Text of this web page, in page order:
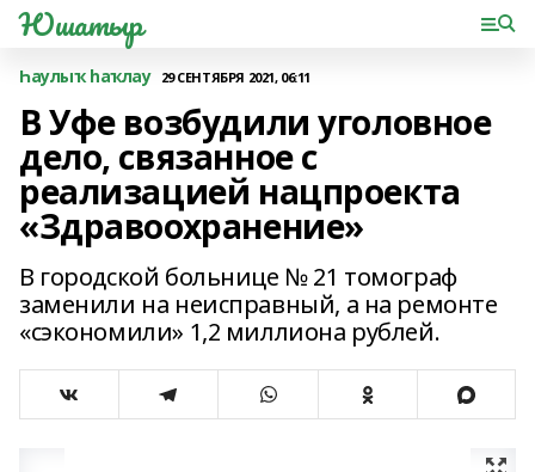
Юшатыр
Һаулыҡ һаҡлау 29 СЕНТЯБРЯ 2021, 06:11
В Уфе возбудили уголовное
дело, связанное с
реализацией нацпроекта
«Здравоохранение»
В городской больнице № 21 томограф
заменили на неисправный, а на ремонте
«сэкономили» 1,2 миллиона рублей.